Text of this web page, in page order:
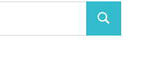
Search